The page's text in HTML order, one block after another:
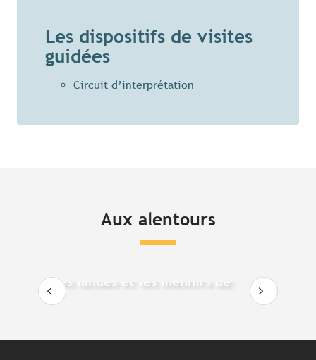
Les maisons en pans de bois
La maison de l’eau et de la pêche
Les dispositifs de visites
guidées
Circuit d’interprétation
Aux alentours
Les landes et les menhirs de